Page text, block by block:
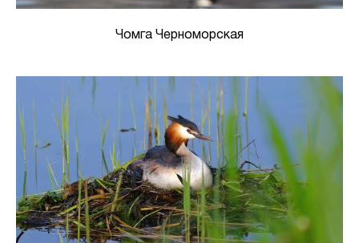
Чомга Черноморская